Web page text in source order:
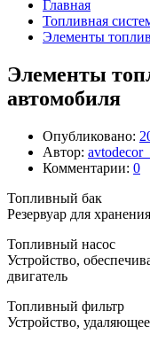
Главная
Топливная
Элементы
Элементы
автомобиля
Опубликовано:
Автор:
Комментарии: 0
Топливный бак
Резервуар для
Топливный насос
Устройство,
двигатель
Топливный фильтр
Устройство,